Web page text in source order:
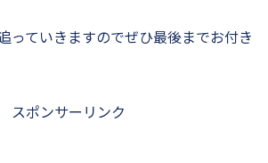
っていきますのでぜひ最後までお付き
スポンサーリンク